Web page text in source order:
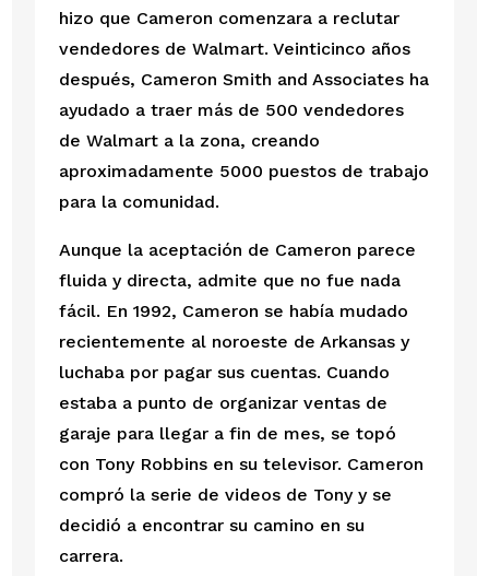
hizo que Cameron comenzara a reclutar
vendedores de Walmart. Veinticinco años
después, Cameron Smith and Associates ha
ayudado a traer más de 500 vendedores
de Walmart a la zona, creando
aproximadamente 5000 puestos de trabajo
para la comunidad.
Aunque la aceptación de Cameron parece
fluida y directa, admite que no fue nada
fácil. En 1992, Cameron se había mudado
recientemente al noroeste de Arkansas y
luchaba por pagar sus cuentas. Cuando
estaba a punto de organizar ventas de
garaje para llegar a fin de mes, se topó
con Tony Robbins en su televisor. Cameron
compró la serie de videos de Tony y se
decidió a encontrar su camino en su
carrera.